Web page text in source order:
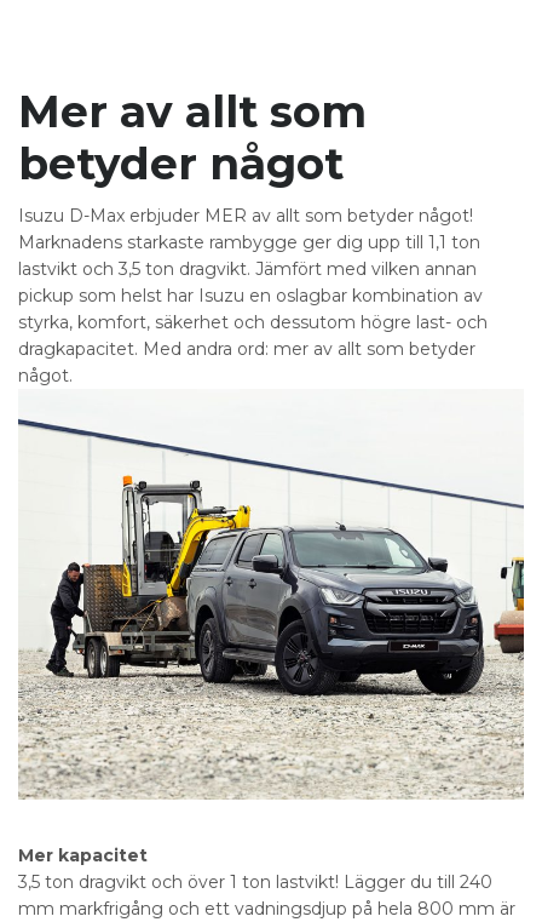
Mer av allt som
betyder något
Isuzu D-Max erbjuder MER av allt som betyder något!
Marknadens starkaste rambygge ger dig upp till 1,1 ton
lastvikt och 3,5 ton dragvikt. Jämfört med vilken annan
pickup som helst har Isuzu en oslagbar kombination av
styrka, komfort, säkerhet och dessutom högre last- och
dragkapacitet. Med andra ord: mer av allt som betyder
något.
Mer kapacitet
3,5 ton dragvikt och över 1 ton lastvikt! Lägger du till 240
mm markfrigång och ett vadningsdjup på hela 800 mm är